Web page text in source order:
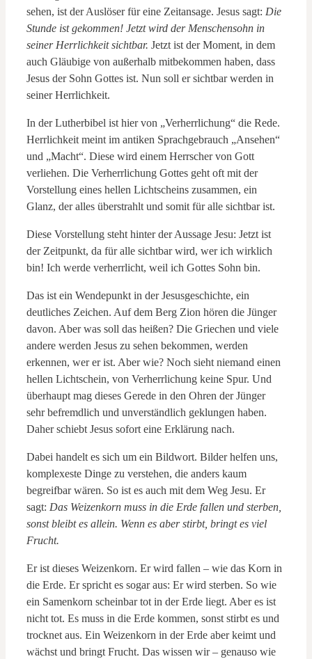
sehen, ist der Auslöser für eine Zeitansage. Jesus sagt: Die
Stunde ist gekommen! Jetzt wird der Menschensohn in
seiner Herrlichkeit sichtbar. Jetzt ist der Moment, in dem
auch Gläubige von außerhalb mitbekommen haben, dass
Jesus der Sohn Gottes ist. Nun soll er sichtbar werden in
seiner Herrlichkeit.
In der Lutherbibel ist hier von „Verherrlichung“ die Rede.
Herrlichkeit meint im antiken Sprachgebrauch „Ansehen“
und „Macht“. Diese wird einem Herrscher von Gott
verliehen. Die Verherrlichung Gottes geht oft mit der
Vorstellung eines hellen Lichtscheins zusammen, ein
Glanz, der alles überstrahlt und somit für alle sichtbar ist.
Diese Vorstellung steht hinter der Aussage Jesu: Jetzt ist
der Zeitpunkt, da für alle sichtbar wird, wer ich wirklich
bin! Ich werde verherrlicht, weil ich Gottes Sohn bin.
Das ist ein Wendepunkt in der Jesusgeschichte, ein
deutliches Zeichen. Auf dem Berg Zion hören die Jünger
davon. Aber was soll das heißen? Die Griechen und viele
andere werden Jesus zu sehen bekommen, werden
erkennen, wer er ist. Aber wie? Noch sieht niemand einen
hellen Lichtschein, von Verherrlichung keine Spur. Und
überhaupt mag dieses Gerede in den Ohren der Jünger
sehr befremdlich und unverständlich geklungen haben.
Daher schiebt Jesus sofort eine Erklärung nach.
Dabei handelt es sich um ein Bildwort. Bilder helfen uns,
komplexeste Dinge zu verstehen, die anders kaum
begreifbar wären. So ist es auch mit dem Weg Jesu. Er
sagt: Das Weizenkorn muss in die Erde fallen und sterben,
sonst bleibt es allein. Wenn es aber stirbt, bringt es viel
Frucht.
Er ist dieses Weizenkorn. Er wird fallen – wie das Korn in
die Erde. Er spricht es sogar aus: Er wird sterben. So wie
ein Samenkorn scheinbar tot in der Erde liegt. Aber es ist
nicht tot. Es muss in die Erde kommen, sonst stirbt es und
trocknet aus. Ein Weizenkorn in der Erde aber keimt und
wächst und bringt Frucht. Das wissen wir – genauso wie